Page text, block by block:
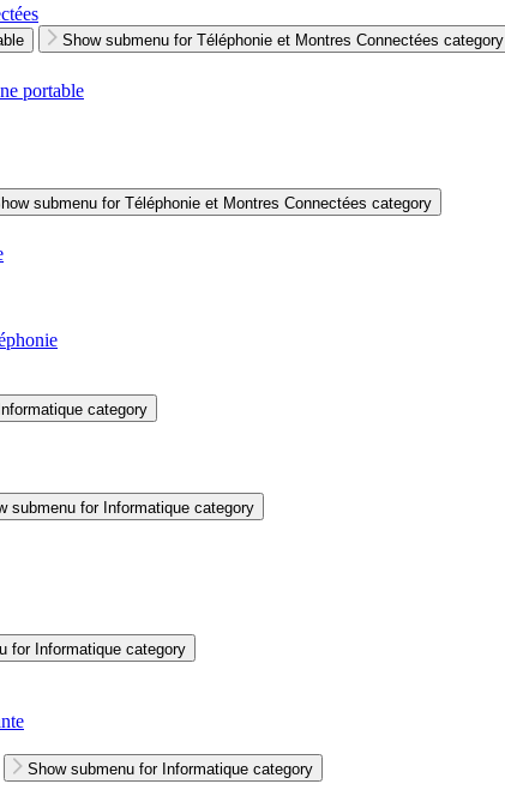
Show submenu for Téléphonie et Montres Connectées category
portable
submenu for Téléphonie et Montres Connectées category
category
submenu for Informatique category
for Informatique category
Show submenu for Informatique category